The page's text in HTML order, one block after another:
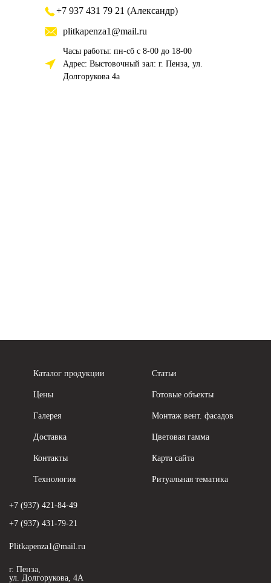
+7 937 431 79 21 (Александр)
plitkapenza1@mail.ru
Часы работы: пн-сб с 8-00 до 18-00
Адрес: Выстовочный зал: г. Пенза, ул.
Долгорукова 4а
Каталог продукции
Цены
Галерея
Доставка
Контакты
Технология
Статьи
Готовые объекты
Монтаж вент. фасадов
Цветовая гамма
Карта сайта
Ритуальная тематика
+7 (937) 421-84-49
+7 (937) 431-79-21
Plitkapenza1@mail.ru
г. Пенза,
ул. Долгорукова, 4А